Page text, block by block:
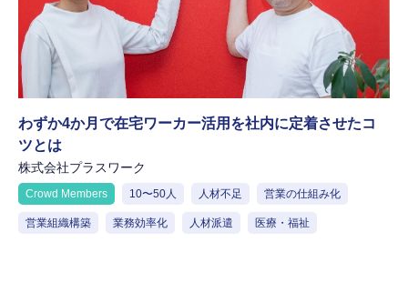
わずか4か月で在宅ワーカー活用を社内に定着させたコ
ツとは
株式会社プラスワーク
Crowd Members 10〜50人 人材不足 営業の仕組み化
営業組織構築 業務効率化 人材派遣 医療・福祉